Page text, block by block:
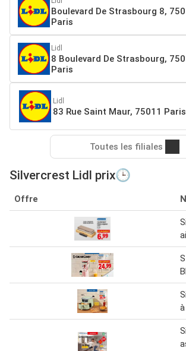
Boulevard De Strasbourg 8,
Paris
Lidl
8 Boulevard De Strasbourg,
Paris
Lidl
83 Rue Saint Maur, 75011 Paris
Toutes les filiales
Silvercrest Lidl prix🕒
Offre